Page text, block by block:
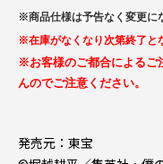
※商品仕様は予告なく変更に
※在庫がなくなり次第終了と
※お客様のご都合によるご
んのでご注意ください。
発売元：東宝